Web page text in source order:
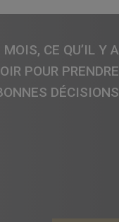
MOIS, CE QU’IL Y A
POUR PRENDRE
DÉCISIONS